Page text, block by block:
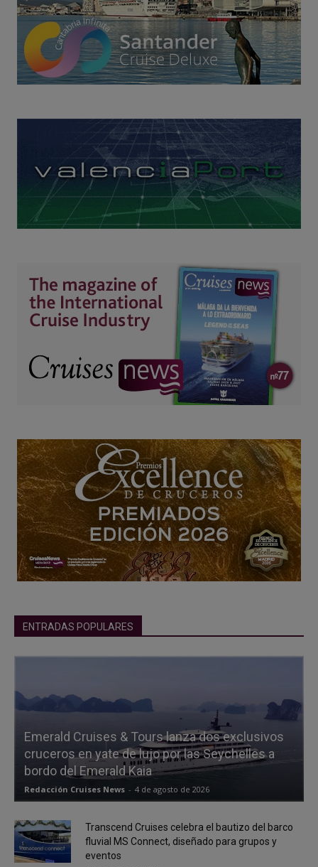
ENTRADAS POPULARES
Emerald Cruises & Tours lanza dos exclusivos
cruceros en yate de lujo por las Seychelles a
bordo del Emerald Kaia
Redacción Cruises News - 4 de agosto de 2026
Transcend Cruises celebra el bautizo del barco
fluvial MS Connect, diseñado para grupos y
eventos